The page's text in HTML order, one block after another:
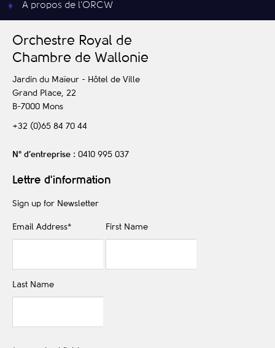
A propos de l’ORCW
Orchestre Royal de
Chambre de Wallonie
Jardin du Maïeur - Hôtel de Ville
Grand Place, 22
B-7000 Mons
+32 (0)65 84 70 44
N° d’entreprise : 0410 995 037
Lettre d'information
Sign up for Newsletter
Email Address* First Name
Last Name